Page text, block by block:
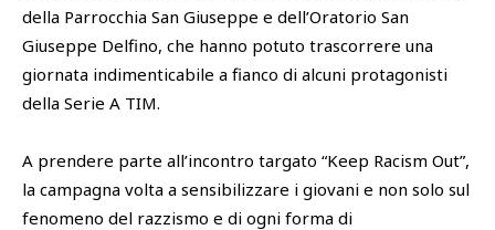
della Parrocchia San Giuseppe e dell’Oratorio San
Giuseppe Delfino, che hanno potuto trascorrere una
giornata indimenticabile a fianco di alcuni protagonisti
della Serie A TIM.
A prendere parte all’incontro targato “Keep Racism Out”,
la campagna volta a sensibilizzare i giovani e non solo sul
fenomeno del razzismo e di ogni forma di